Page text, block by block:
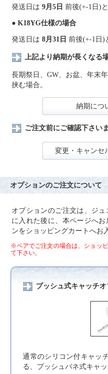
発送日は 9月5日 前後(+-1日)
● K18YG仕様の場合
発送日は 8月31日 前後(+-1日)
上記より納期が長くなる
長期祭日、GW、お盆、年末
挟む場合。
納期につ
ご注文前にご確認下さい
変更・キャンセ
オプションのご注文について
オプションのご注文は、ジ
に入れた後に、本ページへ
ンをショッピングカートへお
※ペアでご注文の場合は、ショッ
て下さい。
プッシュ式キャッチ
通常のシリコン付キャッ
る、プッシュバネ式キャッ